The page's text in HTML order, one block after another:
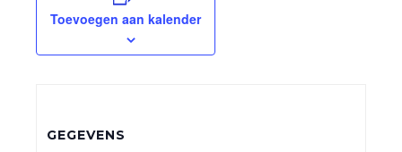
Toevoegen aan kalender
GEGEVENS